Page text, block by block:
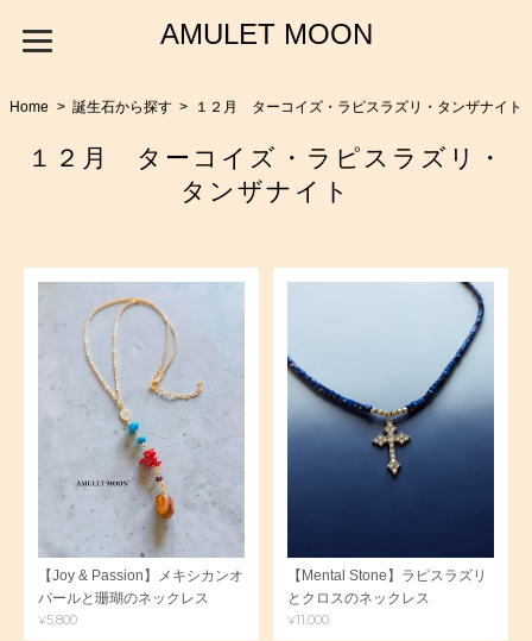
AMULET MOON
Home 誕生石から探す １２月 ターコイズ・ラピスラズリ・タンザナイト
１２月 ターコイズ・ラピスラズリ・
タンザナイト
【Joy & Passion】メキシカンオ
パールと珊瑚のネックレス
¥5,800
【Mental Stone】ラピスラズリ
とクロスのネックレス
¥11,000